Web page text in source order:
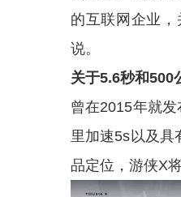
的互联网企业
说。
关于5.6秒和500
曾在2015年就
里加速5s以及具
品定位，游侠X